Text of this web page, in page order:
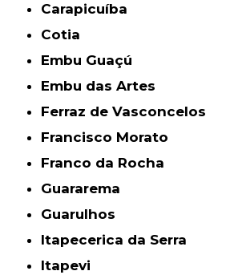
Carapicuíba
Cotia
Embu Guaçú
Embu das Artes
Ferraz de Vasconcelos
Francisco Morato
Franco da Rocha
Guararema
Guarulhos
Itapecerica da Serra
Itapevi